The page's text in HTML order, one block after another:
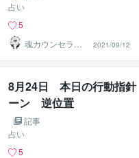
占い
5
魂カウンセラー
✨ あきほ（aki
ho）
2021/09/12
8月24日 本日の行動指
ーン 逆位置
記事
占い
5